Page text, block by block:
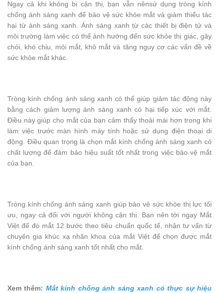
Ngay cả khi không bị cận thị, bạn vẫn nênsử dụng tròng kính
chống ánh sáng xanh để bảo vệ sức khỏe mắt và giảm thiểu tác
hại từ ánh sáng xanh. Ánh sáng xanh từ các thiết bị điện tử và
môi trường làm việc có thể ảnh hưởng đến sức khỏe thị giác, gây
chói, khó chịu, mỏi mắt, khô mắt và tăng nguy cơ các vấn đề về
sức khỏe mắt khác.
Tròng kính chống ánh sáng xanh có thể giúp giảm tác động này
bằng cách giảm lượng ánh sáng xanh có hại tiếp xúc với mắt.
Điều này giúp cho mắt của bạn cảm thấy thoải mái hơn trong khi
làm việc trước màn hình máy tính hoặc sử dụng điện thoại di
động. Điều quan trọng là chọn mắt kính chống ánh sáng xanh có
chất lượng để đảm bảo hiệu suất tốt nhất trong việc bảo vệ mắt
của bạn.
Tròng kính chống ánh sáng xanh giúp bảo vệ sức khỏe thị lực tối
ưu, ngay cả đối với người không cận thị. Bạn nên tới ngay Mắt
Việt để đo mắt 12 bước theo tiêu chuẩn quốc tế, nhận tư vấn từ
chuyên gia khúc xạ nhãn khoa của mắt Việt để chọn được mắt
kính chống ánh sáng xanh tốt nhất cho mắt.
Xem thêm: Mắt kính chống ánh sáng xanh có thực sự hiệu